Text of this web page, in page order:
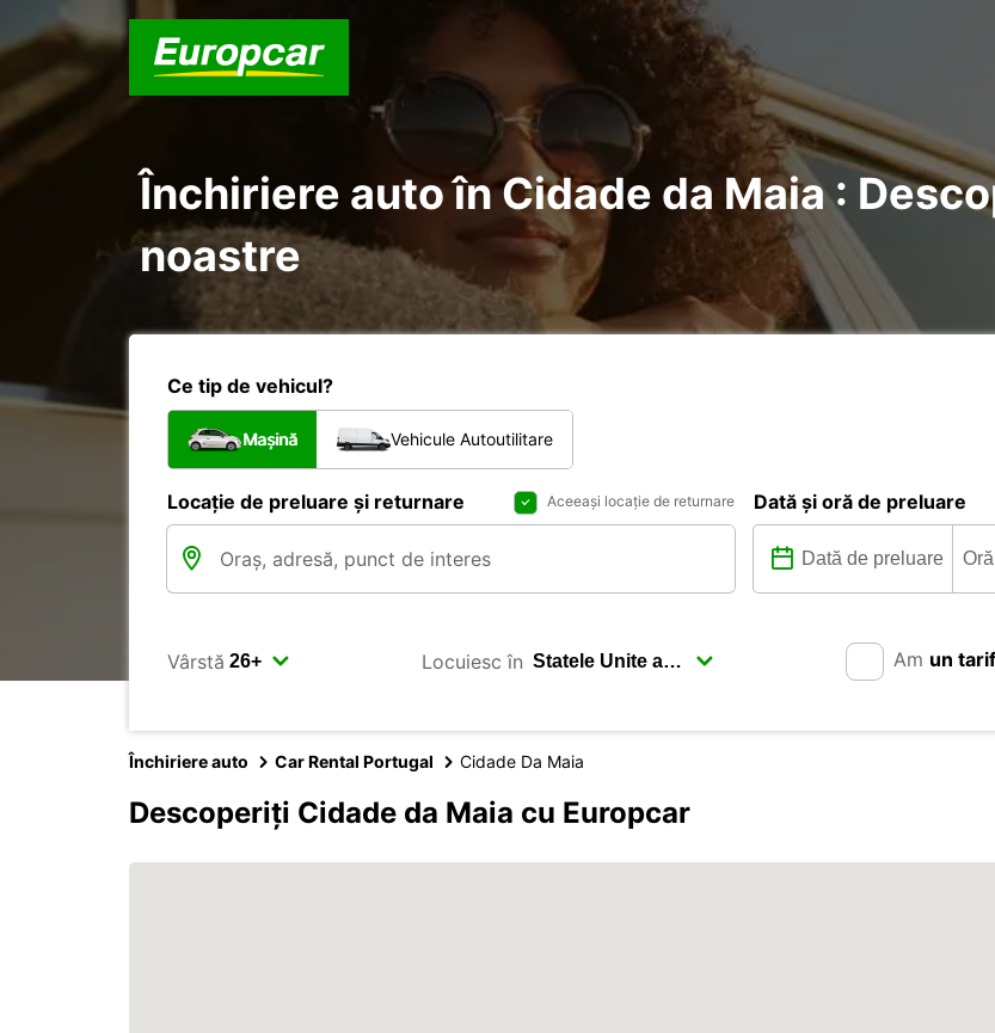
Închiriere auto în Cidade da Maia :
noastre
Ce tip de vehicul?
Mașină Vehicule Autoutilitare
Locație de preluare și returnare Aceeași locație de returnare Dată și oră de preluare
Vârstă Locuiesc în Am un
Închiriere auto Car Rental Portugal Cidade Da Maia
Descoperiți Cidade da Maia cu Europcar